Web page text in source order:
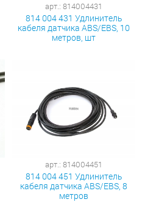
арт.: 814004431
814 004 431 Удлинитель
кабеля датчика ABS/EBS, 10
метров, шт
арт.: 814004451
814 004 451 Удлинитель
кабеля датчика ABS/EBS, 8
метров